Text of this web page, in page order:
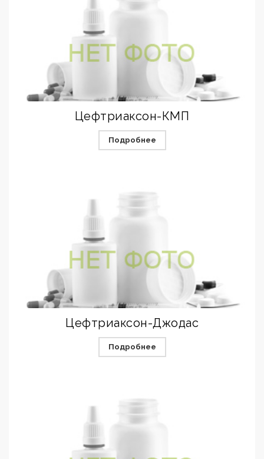
Цефтриаксон-КМП
Подробнее
Цефтриаксон-Джодас
Подробнее